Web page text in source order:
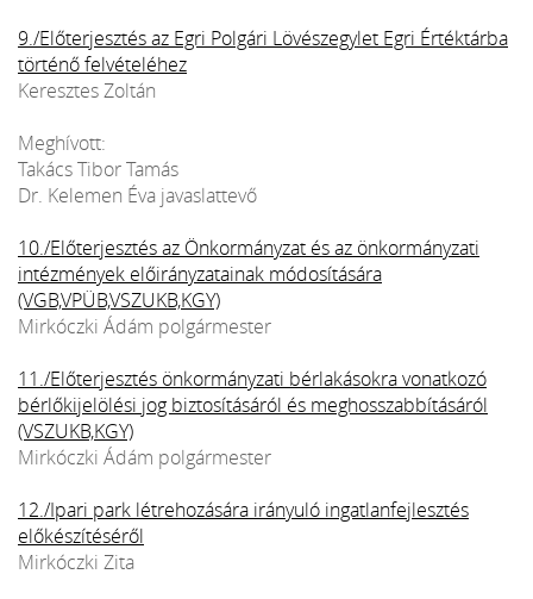
9./Előterjesztés az Egri Polgári Lövészegylet Egri Értéktárba
történő felvételéhez
Keresztes Zoltán
Meghívott:
Takács Tibor Tamás
Dr. Kelemen Éva javaslattevő
10./Előterjesztés az Önkormányzat és az önkormányzati
intézmények előirányzatainak módosítására
(VGB,VPÜB,VSZUKB,KGY)
Mirkóczki Ádám polgármester
11./Előterjesztés önkormányzati bérlakásokra vonatkozó
bérlőkijelölési jog biztosításáról és meghosszabbításáról
(VSZUKB,KGY)
Mirkóczki Ádám polgármester
12./Ipari park létrehozására irányuló ingatlanfejlesztés
előkészítéséről
Mirkóczki Zita